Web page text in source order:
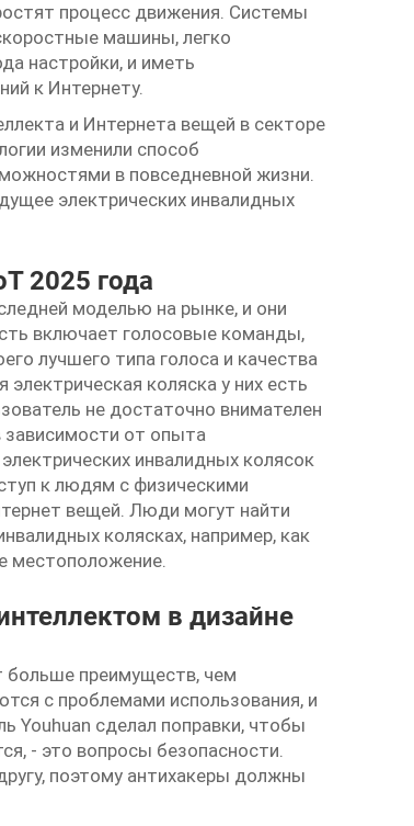
процесс движения. Системы
машины, легко
настройки, и иметь
к Интернету.
и Интернета вещей в секторе
изменили способ
в повседневной жизни.
электрических инвалидных
2025 года
моделью на рынке, и они
включает голосовые команды,
лучшего типа голоса и качества
электрическая коляска у них есть
не достаточно внимателен
зависимости от опыта
инвалидных колясок
к людям с физическими
вещей. Люди могут найти
колясках, например, как
местоположение.
в дизайне
больше преимуществ, чем
с проблемами использования, и
Youhuan сделал поправки, чтобы
- это вопросы безопасности.
поэтому антихакеры должны